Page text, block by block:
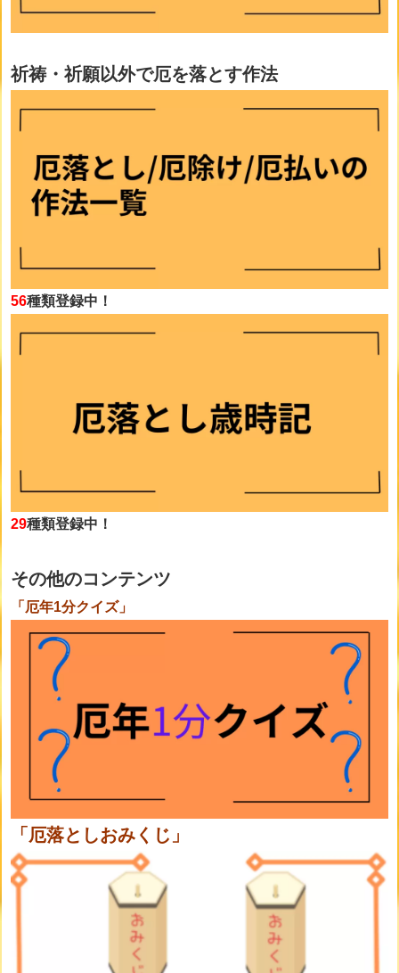
祈祷・祈願以外で厄を落とす作法
56種類登録中！
29種類登録中！
その他のコンテンツ
「厄年1分クイズ」
「厄落としおみくじ」